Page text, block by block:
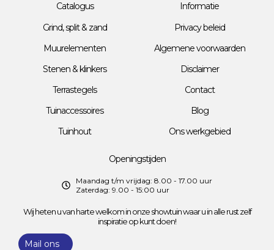
Catalogus
Grind, split & zand
Muurelementen
Stenen & klinkers
Terrastegels
Tuinaccessoires
Tuinhout
Informatie
Privacy beleid
Algemene voorwaarden
Disclaimer
Contact
Blog
Ons werkgebied
Openingstijden
Maandag t/m vrijdag: 8.00 - 17.00 uur
Zaterdag: 9.00 - 15:00 uur
Wij heten u van harte welkom in onze showtuin waar u in alle rust zelf
inspiratie op kunt doen!
Mail ons